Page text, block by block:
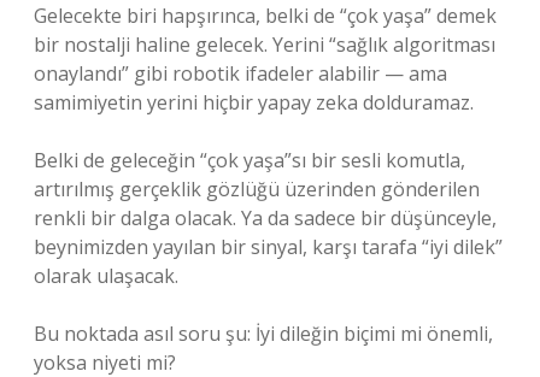
Gelecekte biri hapşırınca, belki de “çok yaşa” demek
bir nostalji haline gelecek. Yerini “sağlık algoritması
onaylandı” gibi robotik ifadeler alabilir — ama
samimiyetin yerini hiçbir yapay zeka dolduramaz.
Belki de geleceğin “çok yaşa”sı bir sesli komutla,
artırılmış gerçeklik gözlüğü üzerinden gönderilen
renkli bir dalga olacak. Ya da sadece bir düşünceyle,
beynimizden yayılan bir sinyal, karşı tarafa “iyi dilek”
olarak ulaşacak.
Bu noktada asıl soru şu: İyi dileğin biçimi mi önemli,
yoksa niyeti mi?